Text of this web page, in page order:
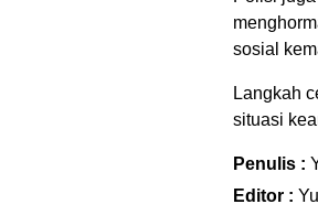
sosial
Langkah
situasi
Penulis :
Editor :